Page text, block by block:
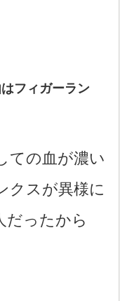
フィガーラン
ての血が濃い
クスが異様に
だったから